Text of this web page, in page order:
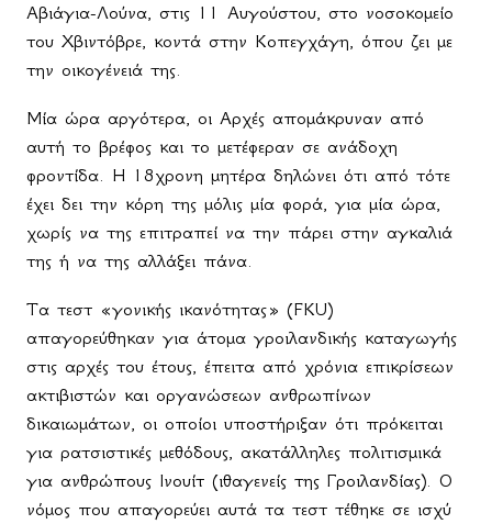
Αβιάγια-Λούνα, στις 11 Αυγούστου, στο νοσοκομείο
του Χβιντόβρε, κοντά στην Κοπεγχάγη, όπου ζει με
την οικογένειά της.
Μία ώρα αργότερα, οι Αρχές απομάκρυναν από
αυτή το βρέφος και το μετέφεραν σε ανάδοχη
φροντίδα. Η 18χρονη μητέρα δηλώνει ότι από τότε
έχει δει την κόρη της μόλις μία φορά, για μία ώρα,
χωρίς να της επιτραπεί να την πάρει στην αγκαλιά
της ή να της αλλάξει πάνα.
Τα τεστ «γονικής ικανότητας» (FKU)
απαγορεύθηκαν για άτομα γροιλανδικής καταγωγής
στις αρχές του έτους, έπειτα από χρόνια επικρίσεων
ακτιβιστών και οργανώσεων ανθρωπίνων
δικαιωμάτων, οι οποίοι υποστήριξαν ότι πρόκειται
για ρατσιστικές μεθόδους, ακατάλληλες πολιτισμικά
για ανθρώπους Ινουίτ (ιθαγενείς της Γροιλανδίας). Ο
νόμος που απαγορεύει αυτά τα τεστ τέθηκε σε ισχύ